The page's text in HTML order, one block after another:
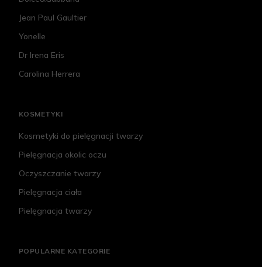
Jean Paul Gaultier
Yonelle
Dr Irena Eris
Carolina Herrera
KOSMETYKI
Kosmetyki do pielęgnacji twarzy
Pielęgnacja okolic oczu
Oczyszczanie twarzy
Pielęgnacja ciała
Pielęgnacja twarzy
POPULARNE KATEGORIE